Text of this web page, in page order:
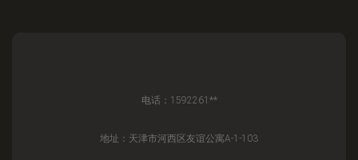
电话：1592261**
地址：天津市河西区友谊公寓A-1-103